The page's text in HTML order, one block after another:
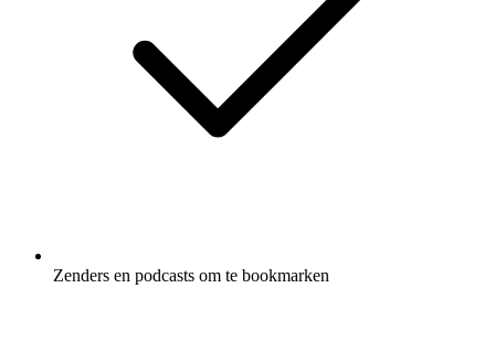
Zenders en podcasts om te bookmarken